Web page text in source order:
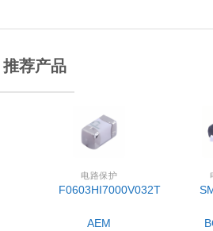
推荐产品
电路保护
F0603HI7000V032T
AEM